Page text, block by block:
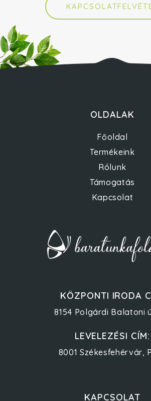
OLDALAK
Főoldal
Termékeink
Rólunk
Támogatás
Kapcsolat
KÖZPONTI IRODA
8154 Polgárdi Balatoni
LEVELEZÉSI CÍM:
8001 Székesfehérvár,
KAPCSOLAT